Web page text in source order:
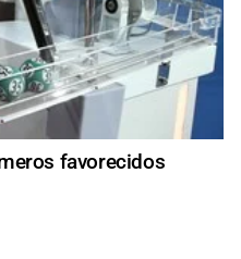
favorecidos